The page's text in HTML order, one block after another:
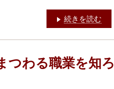
続きを読む
つわる職業を知ろ